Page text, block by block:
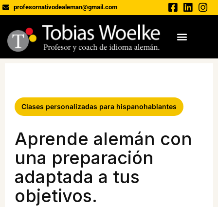
profesornativodealeman@gmail.com
Clases personalizadas para hispanohablantes
Aprende alemán con
una preparación
adaptada a tus
objetivos.